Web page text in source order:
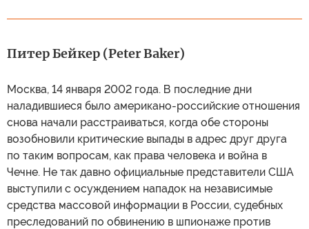
Питер Бейкер (Peter Baker)
Москва, 14 января 2002 года. В последние дни
наладившиеся было американо-российские отношения
снова начали расстраиваться, когда обе стороны
возобновили критические выпады в адрес друг друга
по таким вопросам, как права человека и война в
Чечне. Не так давно официальные представители США
выступили с осуждением нападок на независимые
средства массовой информации в России, судебных
преследований по обвинению в шпионаже против